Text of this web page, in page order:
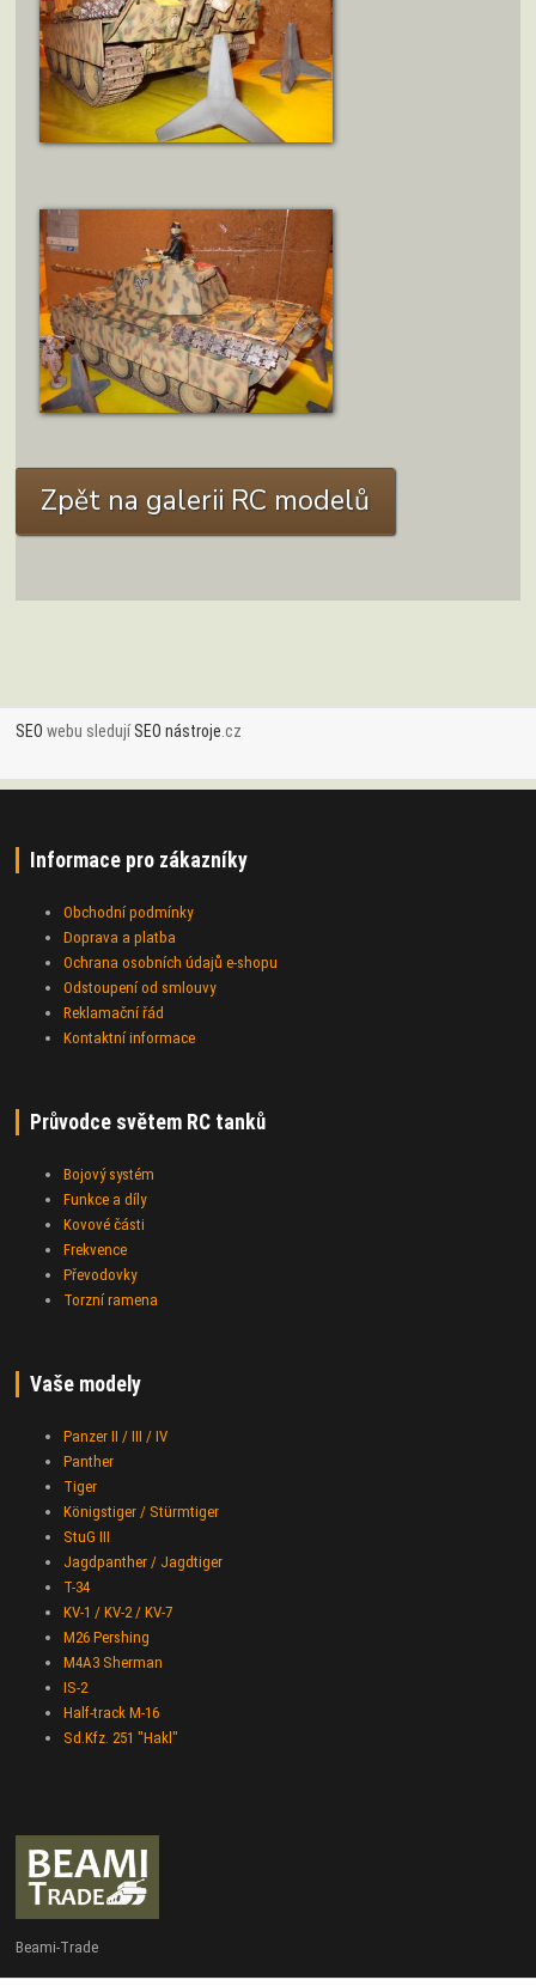
ZOBRAZIT DETAIL
ZOBRAZIT DETAIL
Zpět na galerii RC modelů
SEO webu sledujíSEO nástroje .cz
Informace pro zákazníky
Obchodní podmínky
Doprava a platba
Ochrana osobních údajů e-shopu
Odstoupení od smlouvy
Reklamační řád
Kontaktní informace
Průvodce světem RC tanků
Bojový systém
Funkce a díly
Kovové části
Frekvence
Převodovky
Torzní ramena
Vaše modely
Panzer II / III / IV
Panther
Tiger
Königstiger / Stürmtiger
StuG III
Jagdpanther / Jagdtiger
T-34
KV-1 / KV-2 / KV-7
M26 Pershing
M4A3 Sherman
IS-2
Half-track M-16
Sd.Kfz. 251 "Hakl"
Beami-Trade